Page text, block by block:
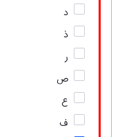
د
ذ
ر
ص
ع
ف